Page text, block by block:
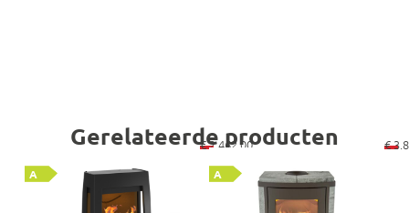
Gerelateerde producten
A
€2.462,00
A
€